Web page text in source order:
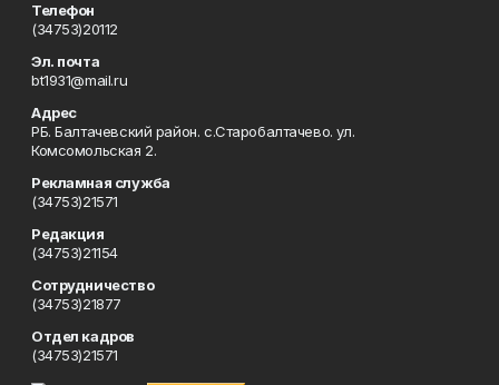
Телефон
(34753)20112
Эл. почта
bt1931@mail.ru
Адрес
РБ. Балтачевский район. с.Старобалтачево. ул.
Комсомольская 2.
Рекламная служба
(34753)21571
Редакция
(34753)21154
Сотрудничество
(34753)21877
Отдел кадров
(34753)21571